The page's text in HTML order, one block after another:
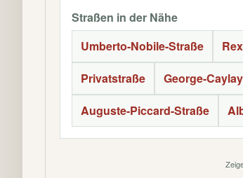
Straßen in der Nähe
Umberto-Nobile-Straße
Privatstraße
George-
Auguste-Piccard-Straße